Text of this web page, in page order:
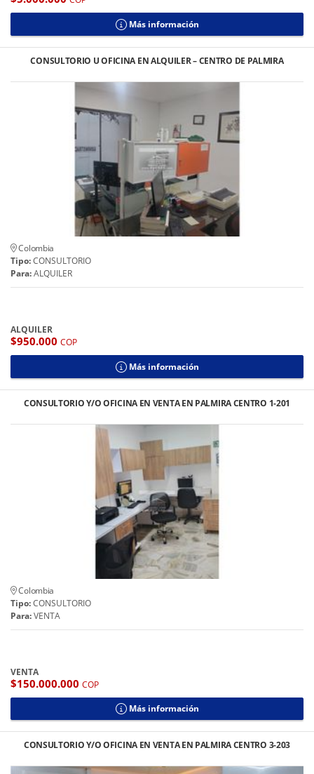
Más información
CONSULTORIO U OFICINA EN ALQUILER – CENTRO DE PALMIRA
Colombia
Tipo:CONSULTORIO
Para:ALQUILER
ALQUILER
$950.000 COP
Más información
CONSULTORIO Y/O OFICINA EN VENTA EN PALMIRA CENTRO 1-201
Colombia
Tipo:CONSULTORIO
Para:VENTA
VENTA
$150.000.000 COP
Más información
CONSULTORIO Y/O OFICINA EN VENTA EN PALMIRA CENTRO 3-203